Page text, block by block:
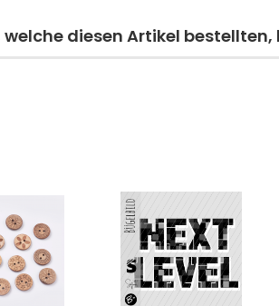
welche diesen Artikel